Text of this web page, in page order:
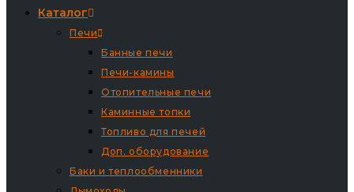
Каталог
Печи
Банные печи
Печи-камины
Отопительные печи
Каминные топки
Топливо для печей
Доп. оборудование
Баки и теплообменники